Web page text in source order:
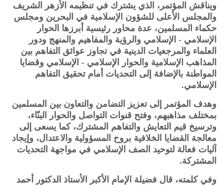
ويناقش المؤتمر، الذي يشترك في تنظيمه الأزهر الشريف
والمجلس الأعلى للشؤون الإسلامية في البحرين ومجلس
حكماء المسلمين، عدة محاور رئيسية أبرزها الحوار
الإسلامي - الإسلامي والرؤية والمفاهيم والمنهج ودور
العلماء والمرجعيات الدينية في تجاوز عوائق التفاهم بين
المذاهب الإسلامية والحوار الإسلامي - الإسلامي وقضايا
المواطنة بالإضافة إلى التحديات أمام تحقيق التفاهم
الإسلامي.
وهدف المؤتمر إلى تعزيز التضامن والتعاون بين المسلمين
بمختلف مذاهبهم، وفتح قنوات التواصل والحوار البنّاء،
وترسيخ قيم التعايش والتفاهم المشترك، كما يسعى إلى
معالجة القضايا الخلافية بروح المسؤولية والاعتدال، وإيجاد
آليات فعالة لتوحيد الصف الإسلامي في مواجهة التحديات
المشتركة.
وفي كلمته، قال فضيلة الإمام الأكبر الأستاذ الدكتور أحمد